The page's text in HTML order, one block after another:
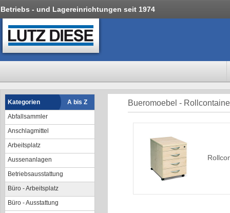
Betriebs - und Lagereinrichtungen seit 1974
Kategorien
A bis Z
Abfallsammler
Anschlagmittel
Arbeitsplatz
Aussenanlagen
Betriebsausstattung
Büro - Arbeitsplatz
Büro - Ausstattung
Bueromoebel -